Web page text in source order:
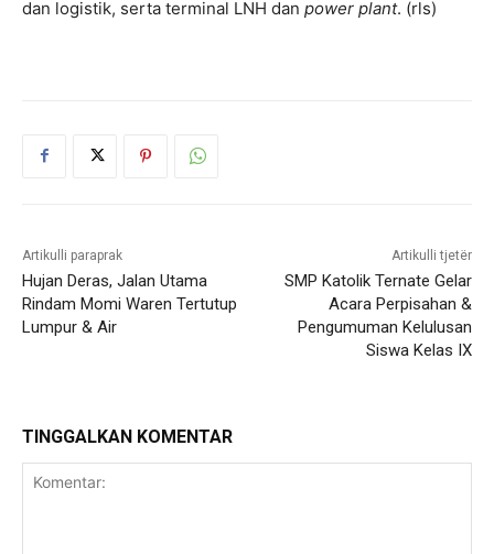
dan logistik, serta terminal LNH dan power plant. (rls)
Artikulli paraprak
Hujan Deras, Jalan Utama
Rindam Momi Waren Tertutup
Lumpur & Air
Artikulli tjetër
SMP Katolik Ternate Gelar
Acara Perpisahan &
Pengumuman Kelulusan
Siswa Kelas IX
TINGGALKAN KOMENTAR